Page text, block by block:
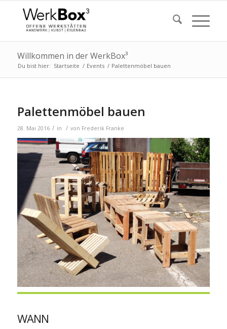
Willkommen in der WerkBox³
Du bist hier: Startseite / Events / Palettenmöbel bauen
Palettenmöbel bauen
28. Mai 2016 / in / von Frederik Franke
WANN